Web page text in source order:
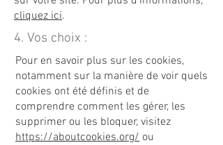
cliquez ici.
4. Vos choix :
Pour en savoir plus sur les cookies,
notamment sur la manière de voir quels
cookies ont été définis et de
comprendre comment les gérer, les
supprimer ou les bloquer, visitez
https://aboutcookies.org/ ou